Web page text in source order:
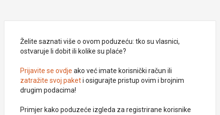
Želite saznati više o ovom poduzeću: tko su vlasnici,
ostvaruje li dobit ili kolike su plaće?
Prijavite se ovdje ako već imate korisnički račun ili
zatražite svoj paketi osigurajte pristup ovim i brojnim
drugim podacima!
Primjer kako poduzeće izgleda za registrirane korisnike